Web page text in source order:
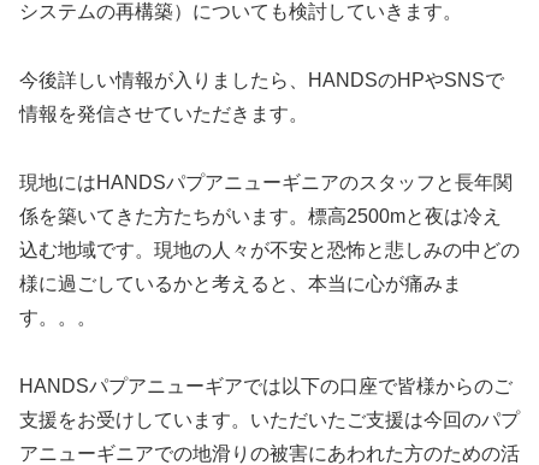
システムの再構築）についても検討していきます。
今後詳しい情報が入りましたら、HANDSのHPやSNSで
情報を発信させていただきます。
現地にはHANDSパプアニューギニアのスタッフと長年関
係を築いてきた方たちがいます。標高2500mと夜は冷え
込む地域です。現地の人々が不安と恐怖と悲しみの中どの
様に過ごしているかと考えると、本当に心が痛みま
す。。。
HANDSパプアニューギアでは以下の口座で皆様からのご
支援をお受けしています。いただいたご支援は今回のパプ
アニューギニアでの地滑りの被害にあわれた方のための活